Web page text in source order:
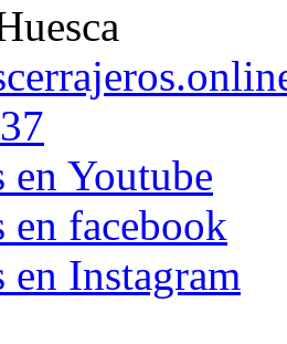
en Youtube
en facebook
en Instagram